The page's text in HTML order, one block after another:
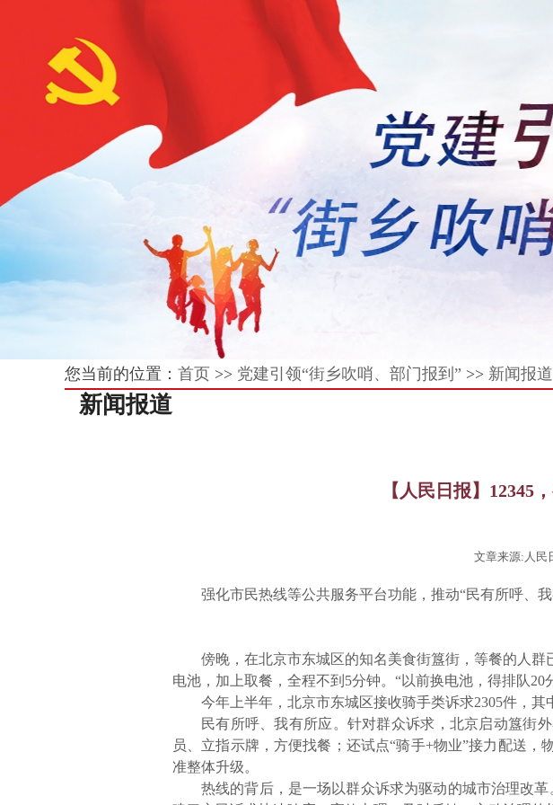
您当前的位置： 首页 >> 党建引领“街乡吹哨、部门报到” >> 新闻报道
新闻报道
【人民日报】12345
文章来源:人
强化市民热线等公共服务平台功能，推动“民有所呼、我
傍晚，在北京市东城区的知名美食街簋街，等餐的人
电池，加上取餐，全程不到 5分钟。“以前换电池，得排队20
今年上半年，北京市东城区接收骑手类诉求2305件，其
民有所呼、我有所应。针对群众诉求，北京启动簋街
员、立指示牌，方便找餐；还试点“骑手+物业”接力配送，
准整体升级。
热线的背后，是一场以群众诉求为驱动的城市治理改革